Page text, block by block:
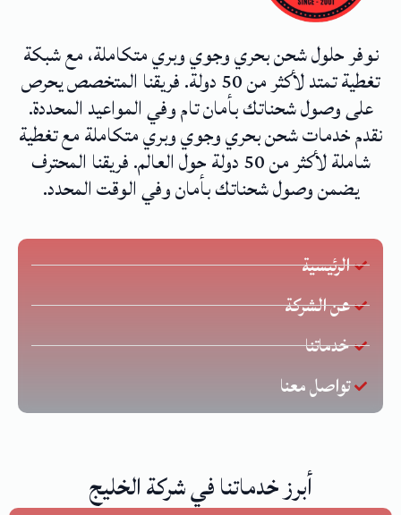
نوفر حلول شحن بحري وجوي وبري متكاملة، مع شبكة
تغطية تمتد لأكثر من 50 دولة. فريقنا المتخصص يحرص
على وصول شحناتك بأمان تام وفي المواعيد المحددة.
نقدم خدمات شحن بحري وجوي وبري متكاملة مع تغطية
شاملة لأكثر من 50 دولة حول العالم. فريقنا المحترف
يضمن وصول شحناتك بأمان وفي الوقت المحدد.
الرئيسية
عن الشركة
خدماتنا
تواصل معنا
أبرز خدماتنا في شركة الخليج